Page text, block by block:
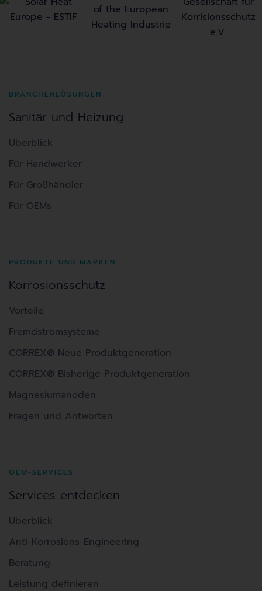
BRANCHENLÖSUNGEN
Sanitär und Heizung
Überblick
Für Handwerker
Für Großhändler
Für OEMs
PRODUKTE UND MARKEN
Korrosionsschutz
Vorteile
Fremdstromsysteme
CORREX® Neue Produktgeneration
CORREX® Bisherige Produktgeneration
Magnesiumanoden
Fragen und Antworten
OEM-SERVICES
Services entdecken
Überblick
Anti-Korrosions-Engineering
Beratung
Leistung definieren